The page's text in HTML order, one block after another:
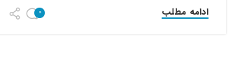
ادامه مطلب 0